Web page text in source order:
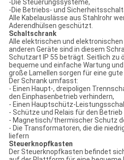
-Die Steuerungssysteme,
-Die Betriebs- und
Alle Kabelauslässe aus Stahlrohr
Aderendhülsen geschützt.
Schaltschrank
Alle elektrischen und elektronischen
anderen Geräte sind in diesem
Schutzart IP 55 beträgt. Seitlich zu
bequeme und einfache Wartung
große Lamellen sorgen für eine
Der Schrank umfasst:
- Einen Haupt-, dreipoligen
den Einphasenbetrieb verhindern,
- Einen Hauptschütz-
- Schütze und Relais für den
- Magnetisch/thermischer Schutz
- Die Transformatoren, die die
liefern
Steuerknopfkasten
Der Steuerknopfkasten befindet